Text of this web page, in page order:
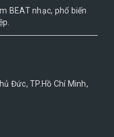
BEAT nhạc, phổ biến
Đức, TP.Hồ Chí Minh,